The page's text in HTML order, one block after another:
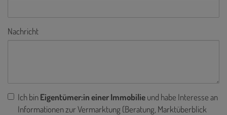
Nachricht
Ich binEigentümer:in einer Immobilieund habe Interesse an
Informationen zur Vermarktung (Beratung, Marktüberblick